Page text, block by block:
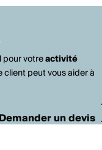
pour votreactivité
client peut vous aider à
Demander un devis